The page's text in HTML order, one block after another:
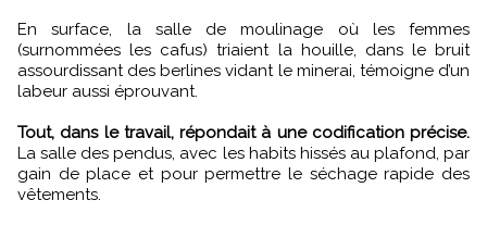
En surface, la salle de moulinage où les femmes
(surnommées les cafus) triaient la houille, dans le bruit
assourdissant des berlines vidant le minerai, témoigne d’un
labeur aussi éprouvant.
Tout, dans le travail, répondait à une codification précise.
La salle des pendus, avec les habits hissés au plafond, par
gain de place et pour permettre le séchage rapide des
vêtements.